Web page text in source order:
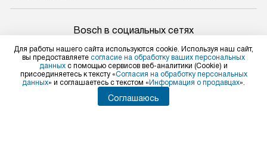
Bosch в социальных сетях
Для физических лиц
shop@bosch-centre.ru
Для юридических лиц
Для работы нашего сайта используются cookie. Используя наш сайт,
вы предоставляете согласие на обработку ваших персональных
данных с помощью сервисов веб-аналитики (Cookie) и
присоединяетесь к тексту «Согласия на обработку персональных
данных» и соглашаетесь с текстом « Информация о продавцах».
Соглашаюсь